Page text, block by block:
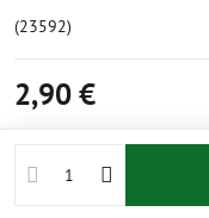
(23592)
2,90 €